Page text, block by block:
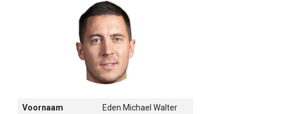
Voornaam Eden Michael Walter